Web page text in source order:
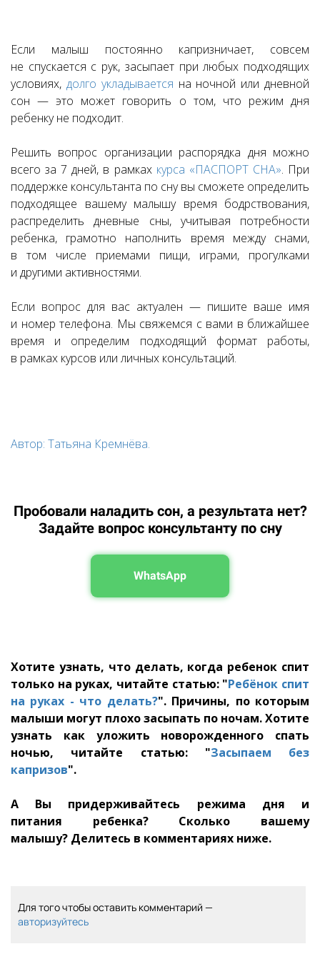
Если малыш постоянно капризничает, совсем
не спускается с рук, засыпает при любых подходящих
условиях, долго укладывается на ночной или дневной
сон — это может говорить о том, что режим дня
ребенку не подходит.
Решить вопрос организации распорядка дня можно
всего за 7 дней, в рамках курса «ПАСПОРТ СНА». При
поддержке консультанта по сну вы сможете определить
подходящее вашему малышу время бодрствования,
распределить дневные сны, учитывая потребности
ребенка, грамотно наполнить время между снами,
в том числе приемами пищи, играми, прогулками
и другими активностями.
Если вопрос для вас актуален — пишите ваше имя
и номер телефона. Мы свяжемся с вами в ближайшее
время и определим подходящий формат работы,
в рамках курсов или личных консультаций.
Автор: Татьяна Кремнёва.
Пробовали наладить сон, а результата нет?
Задайте вопрос консультанту по сну
WhatsApp
Хотите узнать, что делать, когда ребенок спит
только на руках, читайте статью: "Ребёнок спит
на руках - что делать?". Причины, по которым
малыши могут плохо засыпать по ночам. Хотите
узнать как уложить новорожденного спать
ночью, читайте статью: "Засыпаем без
капризов".
А Вы придерживайтесь режима дня и
питания ребенка? Сколько вашему
малышу? Делитесь в комментариях ниже.
Для того чтобы оставить комментарий —
авторизуйтесь